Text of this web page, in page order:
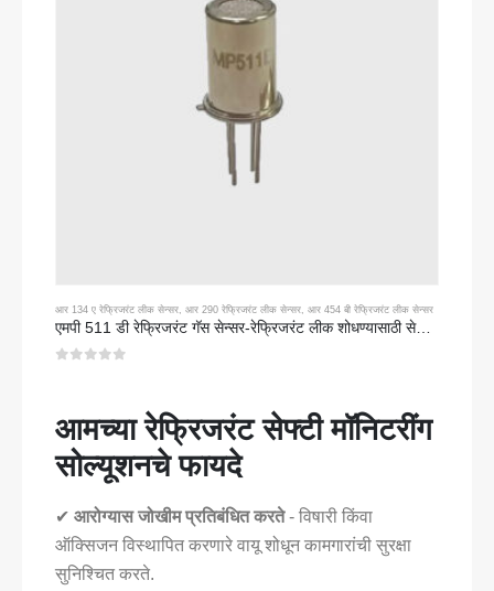
आर 134 ए रेफ्रिजरंट लीक सेन्सर, आर 290 रेफ्रिजरंट लीक सेन्सर, आर 454 बी रेफ्रिजरंट लीक सेन्सर
एमपी 511 डी रेफ्रिजरंट गॅस सेन्सर-रेफ्रिजरंट लीक शोधण्यासाठी सेमीकंडक्टर-आधारित सेन्सर
आमच्या रेफ्रिजरंट सेफ्टी मॉनिटरींग
सोल्यूशनचे फायदे
✔ आरोग्यास जोखीम प्रतिबंधित करते- विषारी किंवा
ऑक्सिजन विस्थापित करणारे वायू शोधून कामगारांची सुरक्षा
सुनिश्चित करते.